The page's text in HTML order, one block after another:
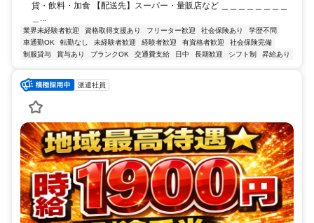
貨・飲料・加食 【配送先】スーパー・量販店など ＿＿＿＿＿＿＿＿
＿...
業界未経験者歓迎 資格取得支援あり フリーター歓迎 社会保険あり
学歴不問
車通勤OK
転勤なし 未経験者歓迎 経験者歓迎 有資格者歓迎
社会保険完備
制服貸与
賞与あり ブランクOK 交通費支給 日中 長期歓迎 シフト制 昇給あり
派遣社員